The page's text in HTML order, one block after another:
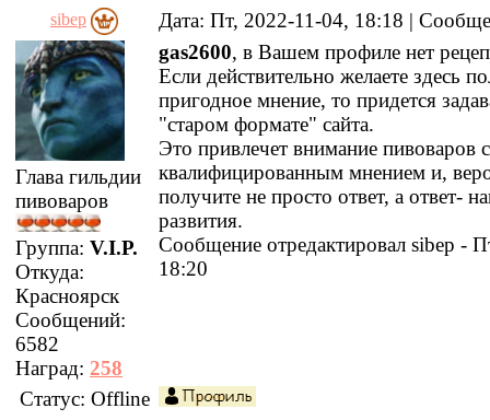
sibep Дата: Пт, 2022-11-04, 18:18 |
Глава гильдии
пивоваров
Группа: V.I.P.
Откуда:
Красноярск
Сообщений:
6582
Наград: 258
gas2600, в Вашем профиле нет
Если действительно желаете здесь
пригодное мнение, то придется
"старом формате" сайта.
Это привлечет внимание пивоваров с
квалифицированным мнением и,
получите не просто ответ, а ответ-
развития.
Сообщение отредактировал sibep -
18:20
Статус: Offline